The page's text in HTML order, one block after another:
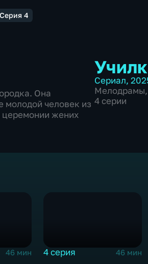
4
Она
молодой человек из
церемонии жених
Сериал,
Мелодрамы
4 серии
46 мин 4 серия 46 мин